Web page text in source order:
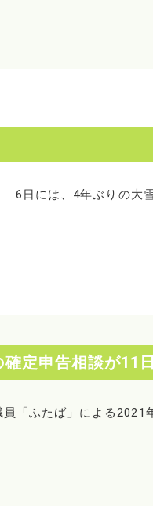
6日には、4年ぶりの大
定申告相談が11
「ふたば」による